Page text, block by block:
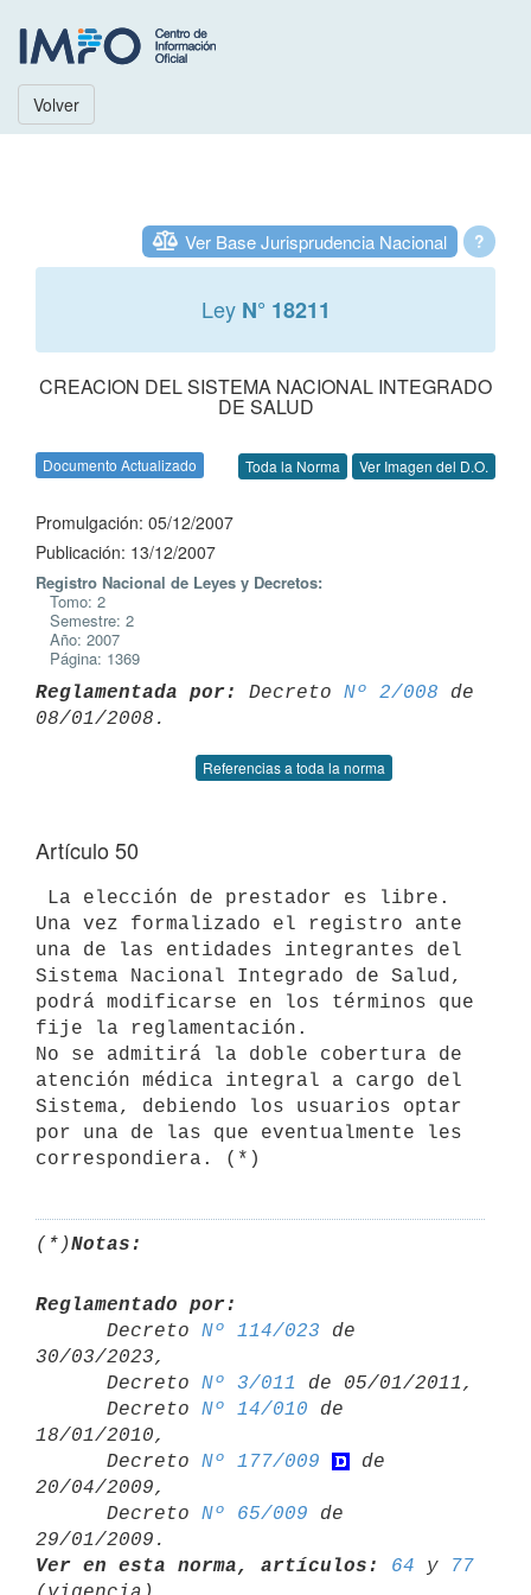
Volver
?
Ver Base Jurisprudencia Nacional
Ley N° 18211
CREACION DEL SISTEMA NACIONAL INTEGRADO
DE SALUD
Documento Actualizado Toda la Norma Ver Imagen del D.O.
Promulgación: 05/12/2007
Publicación: 13/12/2007
Registro Nacional de Leyes y Decretos:
Tomo: 2
Semestre: 2
Año: 2007
Página: 1369
Reglamentada por: Decreto Nº 2/008 de
Referencias a toda la norma
Artículo 50
Una vez formalizado el registro ante
una de las entidades integrantes del
Sistema Nacional Integrado de Salud,
podrá modificarse en los términos que
fije la reglamentación.
No se admitirá la doble cobertura de
atención médica integral a cargo del
Sistema, debiendo los usuarios optar
por una de las que eventualmente les
(*)Notas:
Reglamentado por:
Decreto Nº 114/023 de
30/03/2023,
      Decreto
Nº 3/011
de 05/01/2011,
      Decreto
Nº 14/010 de
18/01/2010,
      Decreto
Nº 177/009
de
20/04/2009,
      Decreto
Nº 65/009 de
Ver en esta norma, artículos:
64 y
77